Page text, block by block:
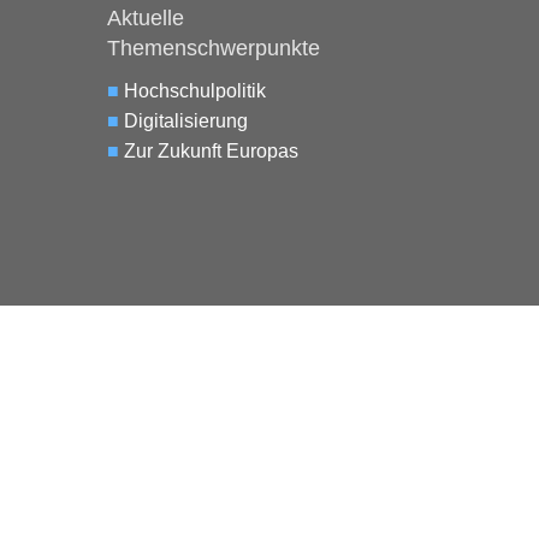
Aktuelle
Themenschwerpunkte
■ Hochschulpolitik
■ Digitalisierung
■ Zur Zukunft Europas